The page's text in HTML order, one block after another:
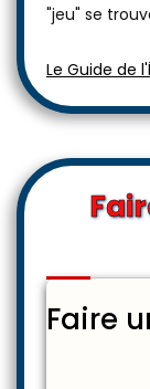
"jeu" se
Le Guide de
Faire